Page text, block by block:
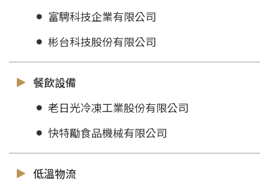
富騁科技企業有限公司
彬台科技股份有限公司
餐飲設備
老日光冷凍工業股份有限公司
快特勵食品機械有限公司
低溫物流